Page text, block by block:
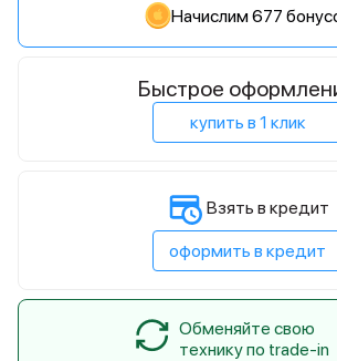
Начислим 677
Быстрое
купить в 1 клик
Взять в кредит
оформить в кредит
Обменяйте свою
технику по trade-in